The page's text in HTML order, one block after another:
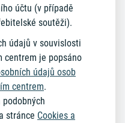
účtu (v případě
soutěži).
údajů v souvislosti
centrem je popsáno
údajů osob
centrem.
stránce Cookies a